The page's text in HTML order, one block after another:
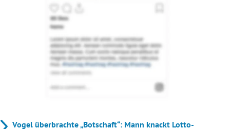
Vogel überbrachte „Botschaft“: Mann knackt Lotto-